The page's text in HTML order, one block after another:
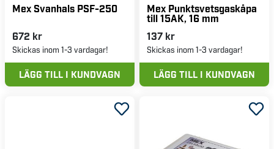
Mex Svanhals PSF-250
672 kr
Skickas inom 1-3 vardagar!
LÄGG TILL I KUNDVAGN
Mex Punktsvetsgaskåpa
till 15AK, 16 mm
137 kr
Skickas inom 1-3 vardagar!
LÄGG TILL I KUNDVAGN